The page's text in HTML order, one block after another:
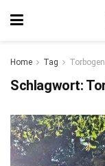
Home Tag Torbogen
Schlagwort: